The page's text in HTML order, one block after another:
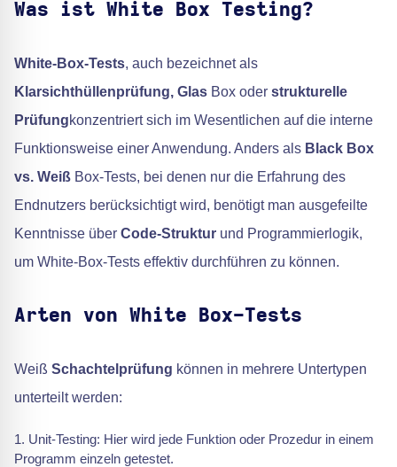
Was ist White Box Testing?
White-Box-Tests, auch bezeichnet als
Klarsichthüllenprüfung, Glas Box oder strukturelle
Prüfungkonzentriert sich im Wesentlichen auf die interne
Funktionsweise einer Anwendung. Anders als Black Box
vs. Weiß Box-Tests, bei denen nur die Erfahrung des
Endnutzers berücksichtigt wird, benötigt man ausgefeilte
Kenntnisse über Code-Struktur und Programmierlogik,
um White-Box-Tests effektiv durchführen zu können.
Arten von White Box-Tests
Weiß Schachtelprüfung können in mehrere Untertypen
unterteilt werden:
Unit-Testing: Hier wird jede Funktion oder Prozedur in einem
Programm einzeln getestet.